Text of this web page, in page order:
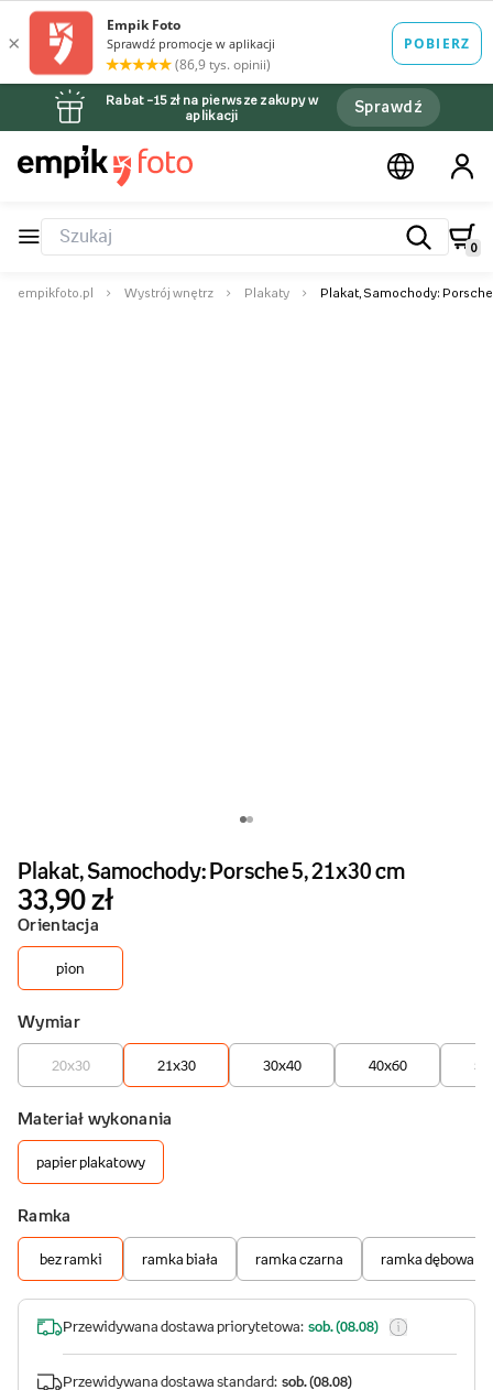
Rabat –15 zł na pierwsze zakupy w
aplikacji
Sprawdź
0
empikfoto.pl Wystrój wnętrz Plakaty Plakat, Samochody: Porsche